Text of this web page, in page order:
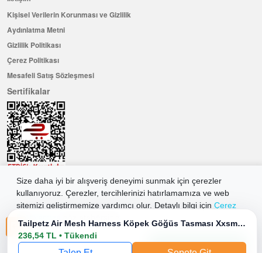
Tailpetz Air Mesh Harness Köpek Göğüs Tasması Xxsmall Mavi 24-28x28-32 Cm
236,54 TL • Tükendi
Size daha iyi bir alışveriş deneyimi sunmak için çerezler
kullanıyoruz. Çerezler, tercihlerinizi hatırlamamıza ve web
sitemizi geliştirmemize yardımcı olur. Detaylı bilgi için Çerez
Tüm Çerezleri Kabul Et
Kişisel Verilerin Korunması ve Gizlilik
Aydınlatma Metni
Gizlilik Politikası
Çerez Politikası
Mesafeli Satış Sözleşmesi
Sertifikalar
Hemen Üye Olun ...ve 100 ₺ değerinde indirim kuponu kazanın
Üye Ol
2026 Allkaria Elektronik Tic. A.Ş. Her Hakkı Saklıdır.